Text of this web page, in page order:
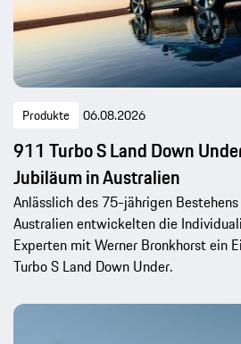
Produkte 06.08.2026
911 Turbo S Land Down
Jubiläum in Australien
Anlässlich des 75-jährigen
Australien entwickelten die
Experten mit Werner Bronkhorst ein
Turbo S Land Down Under.